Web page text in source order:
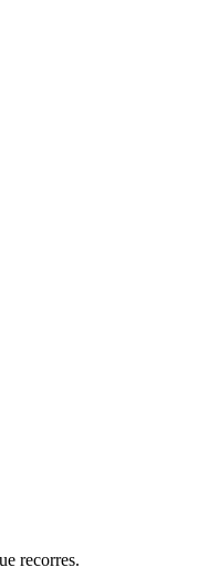
recorres.